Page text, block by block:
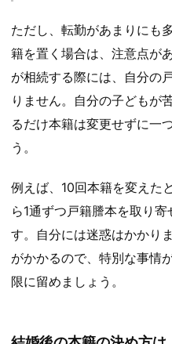
ただし、転勤があまりにも
籍を置く場合は、注意点が
が相続する際には、自分の
りません。自分の子どもが
るだけ本籍は変更せずに一
う。
例えば、10回本籍を変えた
ら1通ずつ戸籍謄本を取り
す。自分には迷惑はかかり
がかかるので、特別な事情
限に留めましょう。